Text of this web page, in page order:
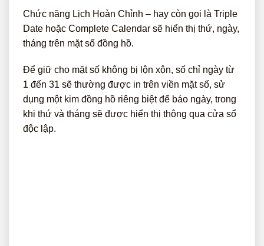
Chức năng Lịch Hoàn Chỉnh – hay còn gọi là Triple
Date hoặc Complete Calendar sẽ hiển thị thứ, ngày,
tháng trên mặt số đồng hồ.
Để giữ cho mặt số không bị lộn xộn, số chỉ ngày từ
1 đến 31 sẽ thường được in trên viền mặt số, sử
dụng một kim đồng hồ riêng biệt để báo ngày, trong
khi thứ và tháng sẽ được hiển thị thông qua cửa sổ
độc lập.